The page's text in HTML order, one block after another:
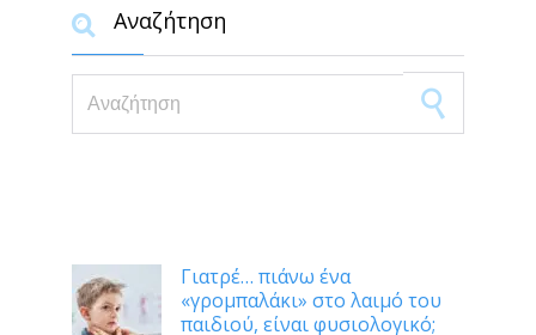
 Αναζήτηση
Search for:
Γιατρέ… πιάνω ένα
«γρομπαλάκι» στο λαιμό του
παιδιού, είναι φυσιολογικό;